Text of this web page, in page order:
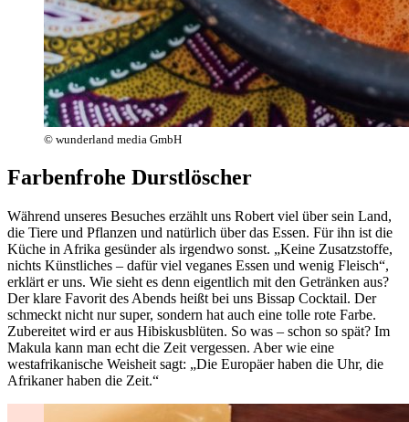
© wunderland media GmbH
Farbenfrohe Durstlöscher
Während unseres Besuches erzählt uns Robert viel über sein Land,
die Tiere und Pflanzen und natürlich über das Essen. Für ihn ist die
Küche in Afrika gesünder als irgendwo sonst. „Keine Zusatzstoffe,
nichts Künstliches – dafür viel veganes Essen und wenig Fleisch“,
erklärt er uns. Wie sieht es denn eigentlich mit den Getränken aus?
Der klare Favorit des Abends heißt bei uns Bissap Cocktail. Der
schmeckt nicht nur super, sondern hat auch eine tolle rote Farbe.
Zubereitet wird er aus Hibiskusblüten. So was – schon so spät? Im
Makula kann man echt die Zeit vergessen. Aber wie eine
westafrikanische Weisheit sagt: „Die Europäer haben die Uhr, die
Afrikaner haben die Zeit.“